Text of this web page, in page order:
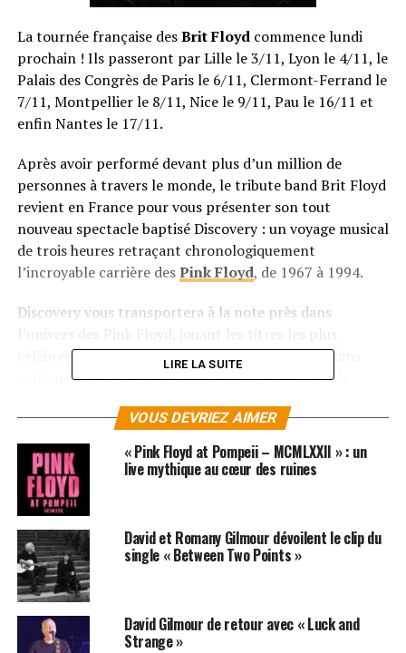
La tournée française desBrit Floydcommence lundi
prochain ! Ils passeront par Lille le 3/11, Lyon le 4/11, le
Palais des Congrès de Paris le 6/11, Clermont-Ferrand le
7/11, Montpellier le 8/11, Nice le 9/11, Pau le 16/11 et
enfin Nantes le 17/11.
Après avoir performé devant plus d’un million de
personnes à travers le monde, le tribute band Brit Floyd
revient en France pour vous présenter son tout
nouveau spectacle baptisé Discovery : un voyage musical
de trois heures retraçant chronologiquement
l’incroyable carrière desPink Floyd, de 1967 à 1994.
Discovery vous transportera à la note près dans
célèbres du groupe comme les pépites un peu moins
connues. Les Brit Floyd seront comme à l’habitude
(l’arche et le cercle de lumière) mais également de
vidéos originales ainsi que d’animations inspirées par le
designer de longue date du groupe, Storm Thorgerson.
Visuellement et musicalement, c’est déjà un sans faute
pour ce tout nouveau spectacle ! Rendez-vous donc dès
lundi sur les routes de France pour assister au
spectaculaire concert des Brit Floyd !
SUJETS ASSOCIÉS: PINK FLOYD
LIRE LA SUITE
VOUS DEVRIEZ AIMER
« Pink Floyd at Pompeii – MCMLXXII » : un
live mythique au cœur des ruines
David et Romany Gilmour dévoilent le clip du
single « Between Two Points »
David Gilmour de retour avec « Luck and
Strange »